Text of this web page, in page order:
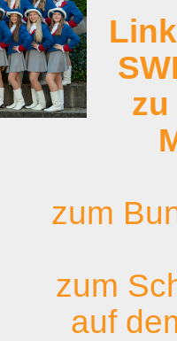
zu
zum
zum
auf